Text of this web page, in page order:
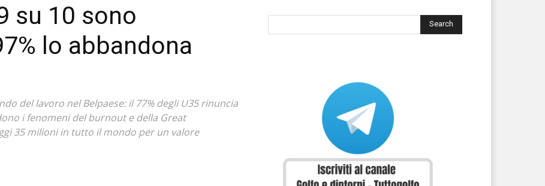
su 10 sono
lo abbandona
del lavoro nel Belpaese: il 77% degli U35 rinuncia
i fenomeni del burnout e della Great
35 milioni in tutto il mondo per un valore